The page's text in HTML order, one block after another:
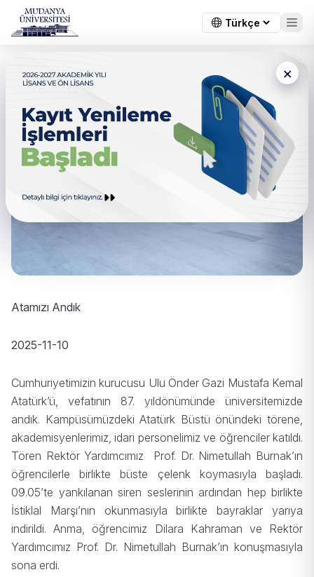
×
Atamızı Andık
Atamızı Andık
2025-11-10
Cumhuriyetimizin kurucusu Ulu Önder Gazi Mustafa Kemal
Atatürk’ü, vefatının 87. yıldönümünde üniversitemizde
andık. Kampüsümüzdeki Atatürk Büstü önündeki törene,
akademisyenlerimiz, idari personelimiz ve öğrenciler katıldı.
Tören Rektör Yardımcımız Prof. Dr. Nimetullah Burnak’ın
öğrencilerle birlikte büste çelenk koymasıyla başladı.
09.05’te yankılanan siren seslerinin ardından hep birlikte
İstiklal Marşı’nın okunmasıyla birlikte bayraklar yarıya
indirildi. Anma, öğrencimiz Dilara Kahraman ve Rektör
Yardımcımız Prof. Dr. Nimetullah Burnak’ın konuşmasıyla
sona erdi.